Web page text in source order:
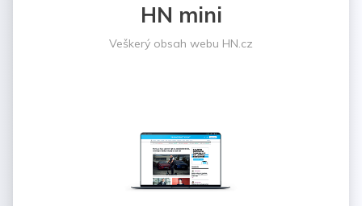
HN mini
Veškerý obsah webu HN.cz